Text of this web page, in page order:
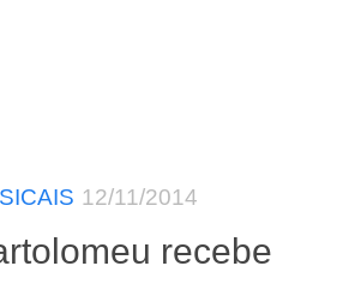
12/11/2014
recebe